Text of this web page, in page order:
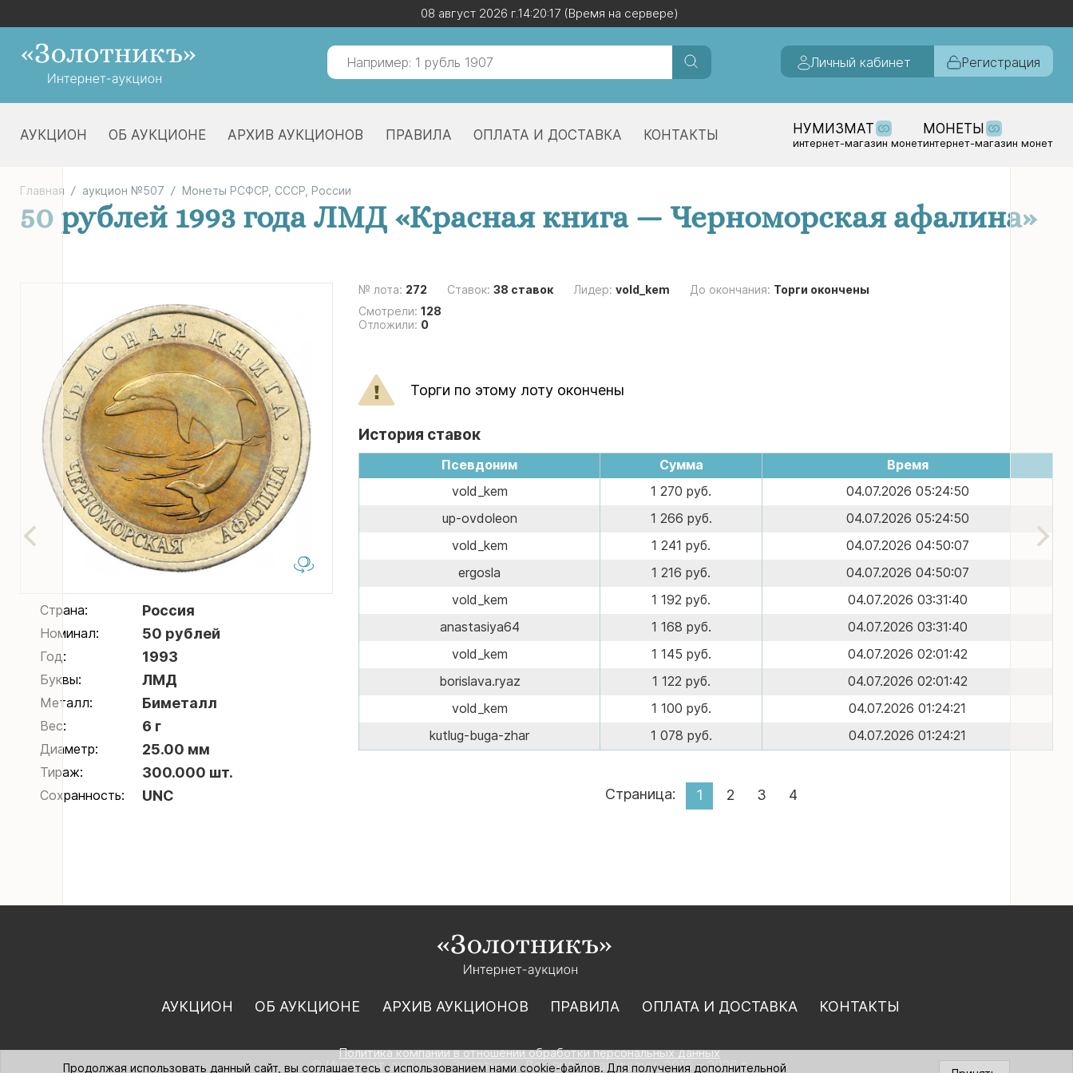
08 август 2026 г.14:20:17(Время на сервере)
Личный кабинет Регистрация
АУКЦИОН ОБ АУКЦИОНЕ АРХИВ АУКЦИОНОВ ПРАВИЛА ОПЛАТА И ДОСТАВКА КОНТАКТЫ НУМИЗМАТ
интернет-магазин монет
МОНЕТЫ
интернет-магазин монет
08 август 2026 г.14:20:17(Время на сервере)
Главная аукцион №507 Монеты РСФСР, СССР, России
50 рублей 1993 года ЛМД «Красная книга — Черноморская афалина»
Страна: Россия
Номинал: 50 рублей
Год: 1993
Буквы: ЛМД
Металл: Биметалл
Вес: 6 г
Диаметр: 25.00 мм
Тираж: 300.000 шт.
Сохранность: UNC
№ лота: 272 Ставок: 38 ставок Лидер: vold_kem До окончания: Торги окончены
Смотрели: 128
Отложили: 0
Торги по этому лоту окончены
История ставок
Псевдоним Сумма
Время
vold_kem
1 270 руб.
04.07.2026 05:24:50
up-ovdoleon
1 266 руб.
04.07.2026 05:24:50
vold_kem
1 241 руб.
04.07.2026 04:50:07
ergosla
1 216 руб.
04.07.2026 04:50:07
vold_kem
1 192 руб.
04.07.2026 03:31:40
anastasiya64
1 168 руб.
04.07.2026 03:31:40
vold_kem
1 145 руб.
04.07.2026 02:01:42
borislava.ryaz
1 122 руб.
04.07.2026 02:01:42
vold_kem
1 100 руб.
04.07.2026 01:24:21
kutlug-buga-zhar
1 078 руб. 04.07.2026 01:24:21
Страница: 1 2 3 4
АУКЦИОН ОБ АУКЦИОНЕ АРХИВ АУКЦИОНОВ ПРАВИЛА ОПЛАТА И ДОСТАВКА КОНТАКТЫ
Политика компании в отношении обработки персональных данных
© Интернет-аукцион «Золотник». Все права защищены. 2016 – 2026 г.
Продолжая использовать данный сайт, вы соглашаетесь с использованием нами cookie-файлов. Для получения дополнительной